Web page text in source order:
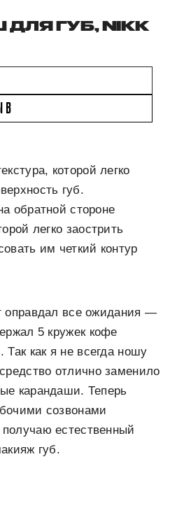
ГУБ, NIKK
которой легко
губ.
обратной стороне
легко заострить
им четкий контур
оправдал все ожидания —
5 кружек кофе
как я не всегда ношу
отлично заменило
карандаши. Теперь
созвонами
естественный
губ.